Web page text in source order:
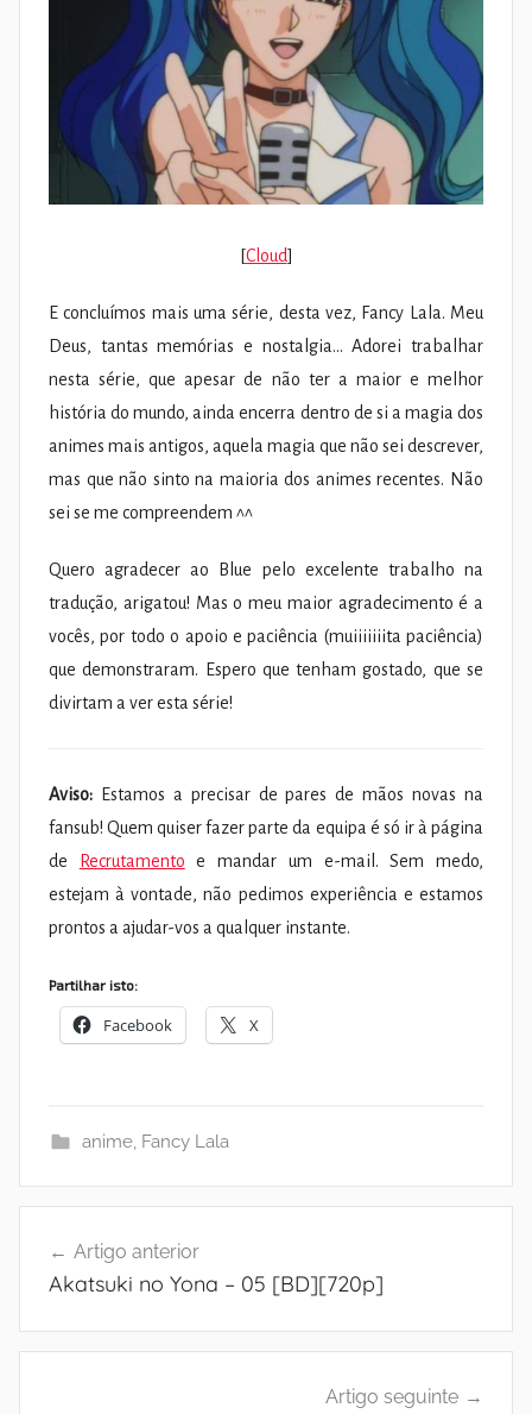
[Cloud]
E concluímos mais uma série, desta vez, Fancy Lala. Meu
Deus, tantas memórias e nostalgia… Adorei trabalhar
nesta série, que apesar de não ter a maior e melhor
história do mundo, ainda encerra dentro de si a magia dos
animes mais antigos, aquela magia que não sei descrever,
mas que não sinto na maioria dos animes recentes. Não
sei se me compreendem ^^
Quero agradecer ao Blue pelo excelente trabalho na
tradução, arigatou! Mas o meu maior agradecimento é a
vocês, por todo o apoio e paciência (muiiiiiiita paciência)
que demonstraram. Espero que tenham gostado, que se
divirtam a ver esta série!
Aviso: Estamos a precisar de pares de mãos novas na
fansub! Quem quiser fazer parte da equipa é só ir à página
de Recrutamento e mandar um e-mail. Sem medo,
estejam à vontade, não pedimos experiência e estamos
prontos a ajudar-vos a qualquer instante.
Partilhar isto:
Facebook X
anime, Fancy Lala
Artigo anterior
Akatsuki no Yona – 05 [BD][720p]
Artigo seguinte